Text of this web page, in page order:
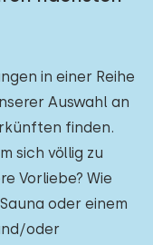
in einer Reihe
Auswahl an
finden.
sich völlig zu
Vorliebe? Wie
oder einem
oder